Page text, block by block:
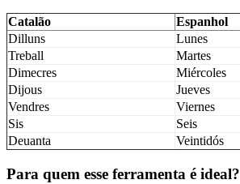
Catalão
Espanhol
Dilluns
Lunes
Treball
Martes
Dimecres
Miércoles
Dijous
Jueves
Vendres
Viernes
Sis
Seis
Deuanta
Veintidós
Para quem esse ferramenta é ideal?